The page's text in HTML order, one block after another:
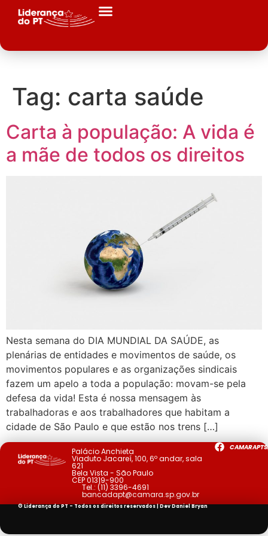
Tag: carta saúde
Carta à população: A vida é
a mãe de todos os direitos
Nesta semana do DIA MUNDIAL DA SAÚDE, as
plenárias de entidades e movimentos de saúde, os
movimentos populares e as organizações sindicais
fazem um apelo a toda a população: movam-se pela
defesa da vida! Esta é nossa mensagem às
trabalhadoras e aos trabalhadores que habitam a
cidade de São Paulo e que estão nos trens […]
Palácio Anchieta
Viaduto Jacareí, 100, 6º andar, sala
621
Bela Vista - São Paulo
CEP 01319-900
Tel.: (11) 3396-4691
bancadapt@camara.sp.gov.br
© Liderança do PT - Todos os direitos reservados | DevDaniel Bryan